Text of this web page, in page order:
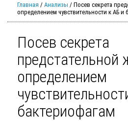
Главная / Анализы / Посев секрета
определением чувствительности к АБ и
Посев секрета
предстательной
определением
бактериофагам